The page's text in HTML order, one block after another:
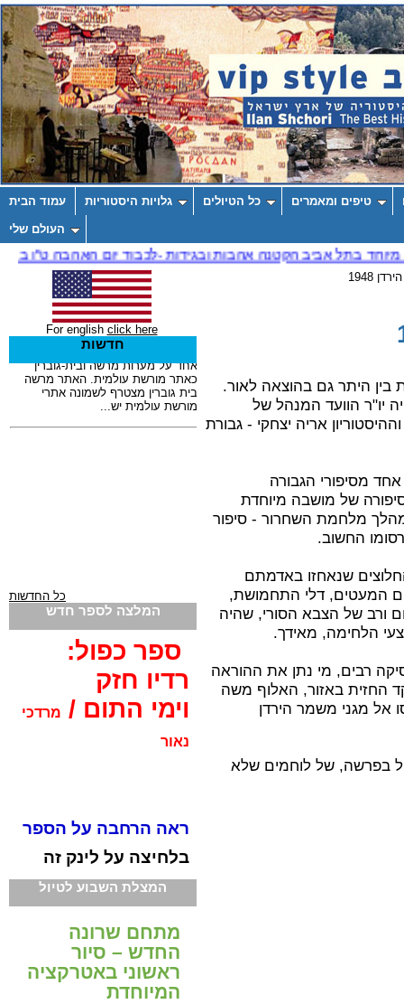
עמוד הבית גלויות היסטוריות כל הטיולים טיפים ומאמרים
העולם שלי
1948
היתר גם בהוצאה לאור.
יו"ר הוועד המנהל של
אריה יצחקי - גבורת
מסיפורי הגבורה
של מושבה מיוחדת
מלחמת השחרור - סיפור
החשוב.
שנאחזו באדמתם
המעטים, דלי התחמושת,
ורב של הצבא הסורי, שהיה
הלחימה, מאידך.
רבים, מי נתן את ההוראה
החזית באזור, האלוף משה
אל מגני משמר הירדן
בפרשה, של לוחמים שלא
For english click here
חדשות
כל החדשות
המלצה לספר חדש
ספר כפול:
רדיו חזק
וימי התום / מרדכי
נאור
ראה הרחבה על הספר
בלחיצה על לינק זה
המצלת השבוע לטיול
מתחם שרונה
החדש – סיור
ראשוני באטרקציה
המיוחדת